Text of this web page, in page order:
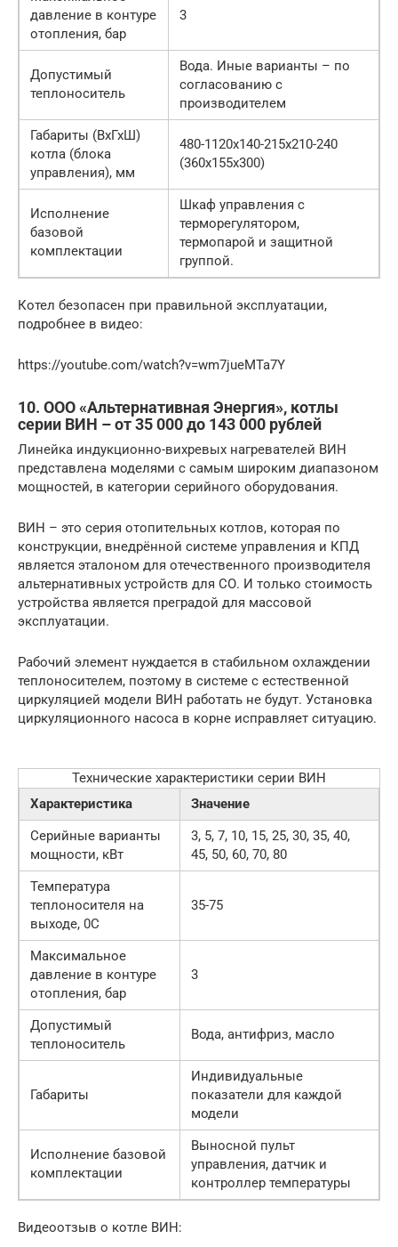
давление в контуре
отопления, бар
3
Допустимый
теплоноситель
Вода. Иные варианты – по
согласованию с
производителем
Габариты (ВхГхШ)
котла (блока
управления), мм
480-1120х140-215х210-240
(360х155х300)
Исполнение
базовой
комплектации
Шкаф управления с
терморегулятором,
термопарой и защитной
группой.
Котел безопасен при правильной эксплуатации,
подробнее в видео:
https://youtube.com/watch?v=wm7jueMTa7Y
10. ООО «Альтернативная Энергия», котлы
серии ВИН – от 35 000 до 143 000 рублей
Линейка индукционно-вихревых нагревателей ВИН
представлена моделями с самым широким диапазоном
мощностей, в категории серийного оборудования.
ВИН – это серия отопительных котлов, которая по
конструкции, внедрённой системе управления и КПД
является эталоном для отечественного производителя
альтернативных устройств для СО. И только стоимость
устройства является преградой для массовой
эксплуатации.
Рабочий элемент нуждается в стабильном охлаждении
теплоносителем, поэтому в системе с естественной
циркуляцией модели ВИН работать не будут. Установка
циркуляционного насоса в корне исправляет ситуацию.
Технические характеристики серии ВИН
Характеристика
Значение
Серийные варианты
мощности, кВт
3, 5, 7, 10, 15, 25, 30, 35, 40,
45, 50, 60, 70, 80
Температура
теплоносителя на
выходе, 0С
35-75
Максимальное
давление в контуре
отопления, бар
3
Допустимый
теплоноситель
Вода, антифриз, масло
Габариты
Индивидуальные
показатели для каждой
модели
Исполнение базовой
комплектации
Выносной пульт
управления, датчик и
контроллер температуры
Видеоотзыв о котле ВИН: